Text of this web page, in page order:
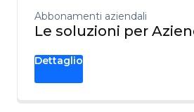
Abbonamenti aziendali
Le soluzioni per
Dettaglio